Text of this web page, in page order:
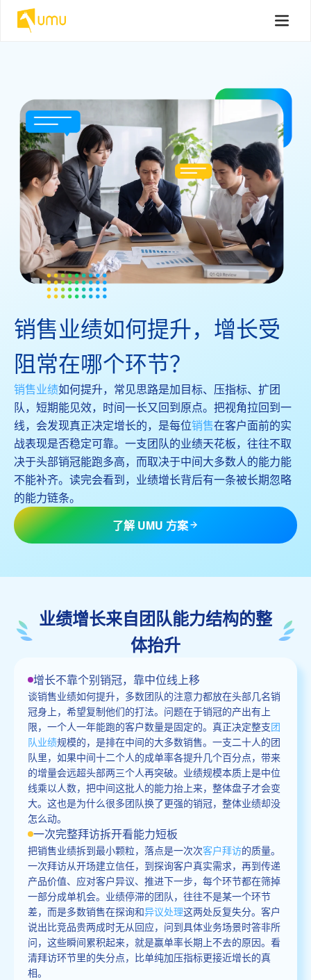
销售业绩如何提升，增长受
阻常在哪个环节？
销售业绩如何提升，常见思路是加目标、压指标、扩团
队，短期能见效，时间一长又回到原点。把视角拉回到一
线，会发现真正决定增长的，是每位销售在客户面前的实
战表现是否稳定可靠。一支团队的业绩天花板，往往不取
决于头部销冠能跑多高，而取决于中间大多数人的能力能
不能补齐。读完会看到，业绩增长背后有一条被长期忽略
的能力链条。
了解 UMU 方案
业绩增长来自团队能力结构的整
体抬升
增长不靠个别销冠，靠中位线上移
谈销售业绩如何提升，多数团队的注意力都放在头部几名销
冠身上，希望复制他们的打法。问题在于销冠的产出有上
限，一个人一年能跑的客户数量是固定的。真正决定整支团
队业绩规模的，是排在中间的大多数销售。一支二十人的团
队里，如果中间十二个人的成单率各提升几个百分点，带来
的增量会远超头部两三个人再突破。业绩规模本质上是中位
线乘以人数，把中间这批人的能力抬上来，整体盘子才会变
大。这也是为什么很多团队换了更强的销冠，整体业绩却没
怎么动。
一次完整拜访拆开看能力短板
把销售业绩拆到最小颗粒，落点是一次次客户拜访的质量。
一次拜访从开场建立信任，到探询客户真实需求，再到传递
产品价值、应对客户异议、推进下一步，每个环节都在筛掉
一部分成单机会。业绩停滞的团队，往往不是某一个环节
差，而是多数销售在探询和异议处理这两处反复失分。客户
说出比竞品贵两成时无从回应，问到具体业务场景时答非所
问，这些瞬间累积起来，就是赢单率长期上不去的原因。看
清拜访环节里的失分点，比单纯加压指标更接近增长的真
相。